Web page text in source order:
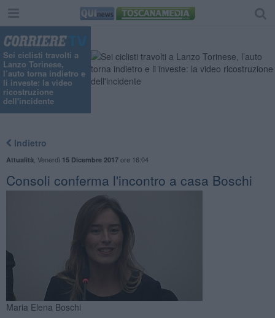
Sei ciclisti travolti a
Lanzo Torinese,
l’auto torna indietro e
li investe: la video
ricostruzione
dell'incidente
Indietro
Attualità Venerdì 15 Dicembre 2017ore 16:04
Consoli conferma l'incontro a casa Boschi
Maria Elena Boschi